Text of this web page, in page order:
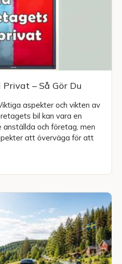
– Så Gör Du
aspekter och vikten av
bil kan vara en
anställda och företag, men
att överväga för att